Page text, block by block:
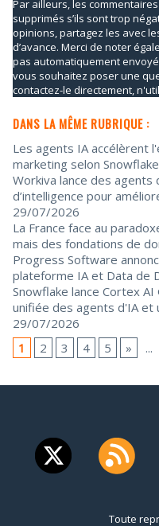
Par ailleurs, les
supprimés s’ils sont trop
opinions, partagez les avec
d’avance. Merci de noter
pas automatiquement
vous souhaitez poser une
contactez-le directement,
DANS LA MÊME RUBRIQUE :
Les agents IA accélèrent
marketing selon Snowflake
Workiva lance des agents
d’intelligence pour
29/07/2026
La France face au
mais des fondations de
Progress Software
plateforme IA et Data de
Snowflake lance Cortex
unifiée des agents d'IA et
29/07/2026
1
2 3 4 5 » ...
Toute